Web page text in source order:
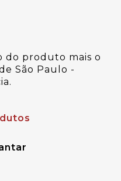
do produto mais o
São Paulo -